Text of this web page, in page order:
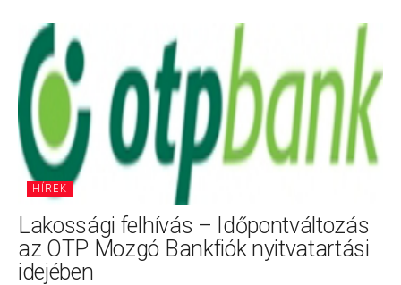
HÍREK
Lakossági felhívás – Időpontváltozás
az OTP Mozgó Bankfiók nyitvatartási
idejében